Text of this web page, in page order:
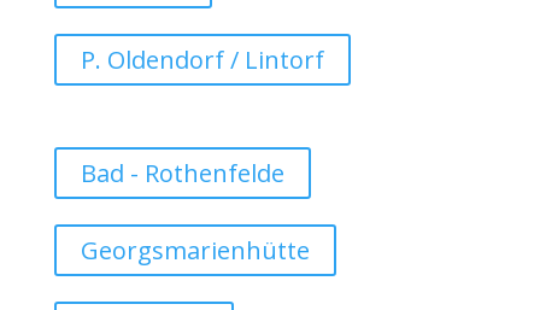
P. Oldendorf / Lintorf
Bad - Rothenfelde
Georgsmarienhütte